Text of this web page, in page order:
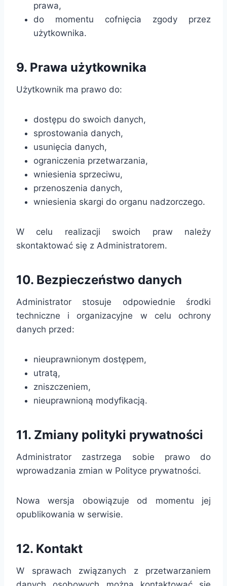
prawa,
do momentu cofnięcia zgody przez
użytkownika.
9. Prawa użytkownika
Użytkownik ma prawo do:
dostępu do swoich danych,
sprostowania danych,
usunięcia danych,
ograniczenia przetwarzania,
wniesienia sprzeciwu,
przenoszenia danych,
wniesienia skargi do organu nadzorczego.
W celu realizacji swoich praw należy
skontaktować się z Administratorem.
10. Bezpieczeństwo danych
Administrator stosuje odpowiednie środki
techniczne i organizacyjne w celu ochrony
danych przed:
nieuprawnionym dostępem,
utratą,
zniszczeniem,
nieuprawnioną modyfikacją.
11. Zmiany polityki prywatności
Administrator zastrzega sobie prawo do
wprowadzania zmian w Polityce prywatności.
Nowa wersja obowiązuje od momentu jej
opublikowania w serwisie.
12. Kontakt
W sprawach związanych z przetwarzaniem